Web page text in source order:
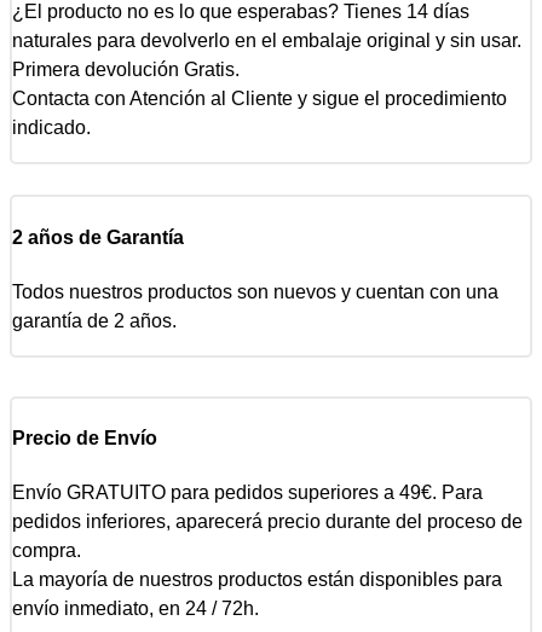
¿El producto no es lo que esperabas? Tienes 14 días
naturales para devolverlo en el embalaje original y sin usar.
Primera devolución Gratis.
Contacta con Atención al Cliente y sigue el procedimiento
indicado.
2 años de Garantía
Todos nuestros productos son nuevos y cuentan con una
garantía de 2 años.
Precio de Envío
Envío GRATUITO para pedidos superiores a 49€. Para
pedidos inferiores, aparecerá precio durante del proceso de
compra.
La mayoría de nuestros productos están disponibles para
envío inmediato, en 24 / 72h.